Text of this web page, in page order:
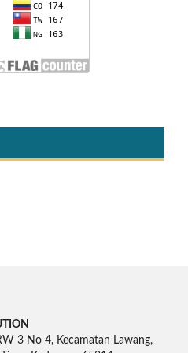
3 No 4, Kecamatan Lawang,